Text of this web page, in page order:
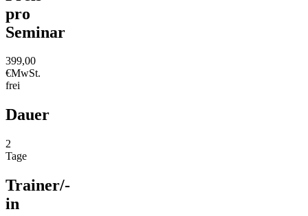
pro
Seminar
399,00
€MwSt.
frei
Dauer
2
Tage
Trainer/-
in